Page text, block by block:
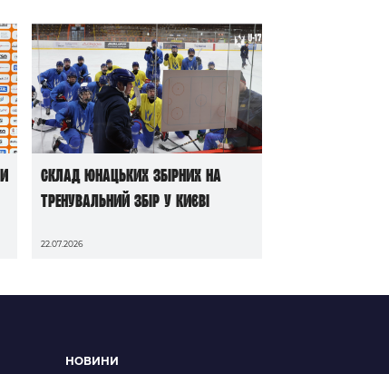
Склад юнацьких збірних на
тренувальний збір у Києві
22.07.2026
НОВИНИ